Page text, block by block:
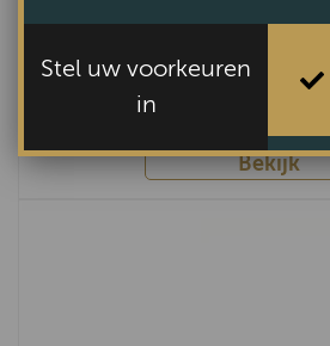
Arona Eettafel Deens ovaal
VANAF €3256,-
Bekijk
Stel uw voorkeuren
in